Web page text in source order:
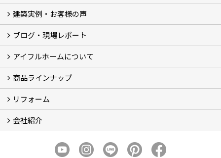
イベント
モデルハウス見学
建築実例・お客様の声
建築実例
お客様の声
ブログ・現場レポート
ブログ
現場レポート
アイフルホームについて
アイフルホームについて (5)
商品ラインナップ
商品ラインナップ
リフォーム
まるごと断熱リフォーム
イベント情報
施工事例
会社紹介
スタッフ紹介
個人情報保護方針